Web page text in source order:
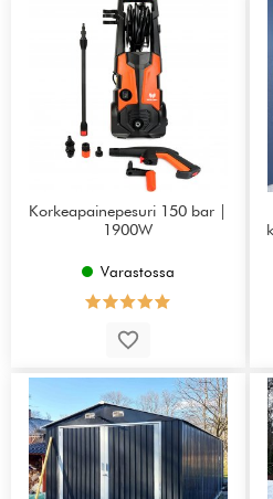
Korkeapainepesuri 150 bar |
1900W
Varastossa